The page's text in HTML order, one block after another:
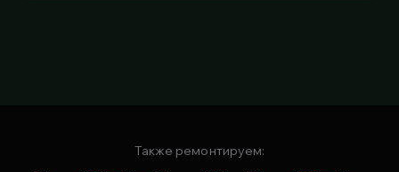
Также ремонтируем: